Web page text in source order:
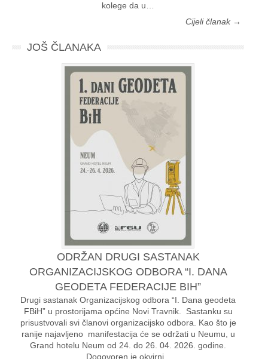
kolege da u…
Cijeli članak →
JOŠ ČLANAKA
ODRŽAN DRUGI SASTANAK
ORGANIZACIJSKOG ODBORA “I. DANA
GEODETA FEDERACIJE BIH”
Drugi sastanak Organizacijskog odbora “I. Dana geodeta
FBiH” u prostorijama općine Novi Travnik. Sastanku su
prisustvovali svi članovi organizacijsko odbora. Kao što je
ranije najavljeno manifestacija će se održati u Neumu, u
Grand hotelu Neum od 24. do 26. 04. 2026. godine.
Dogovoren je okvirni…